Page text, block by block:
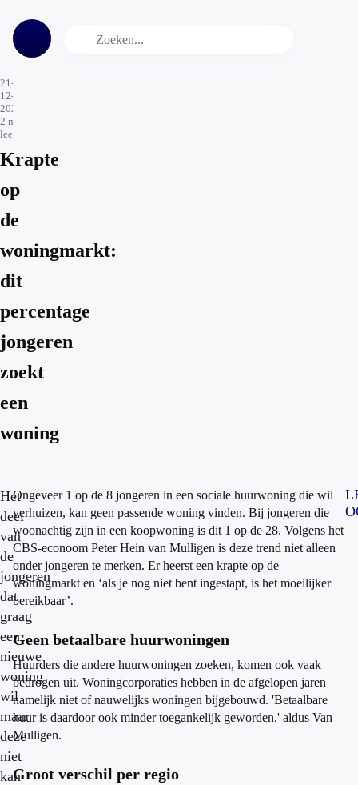
21-
12-
2022
2 min.
leestijd
Krapte
op
de
woningmarkt:
dit
percentage
jongeren
zoekt
een
woning
Het
deel
van
de
jongeren
dat
graag
een
nieuwe
woning
wil
maar
deze
niet
kan
Ongeveer 1 op de 8 jongeren in een sociale huurwoning die wil
verhuizen, kan geen passende woning vinden. Bij jongeren die
woonachtig zijn in een koopwoning is dit 1 op de 28. Volgens het
CBS-econoom Peter Hein van Mulligen is deze trend niet alleen
onder jongeren te merken. Er heerst een krapte op de
woningmarkt en ‘als je nog niet bent ingestapt, is het moeilijker
bereikbaar’.
Geen betaalbare huurwoningen
Huurders die andere huurwoningen zoeken, komen ook vaak
bedrogen uit. Woningcorporaties hebben in de afgelopen jaren
namelijk niet of nauwelijks woningen bijgebouwd. 'Betaalbare
huur is daardoor ook minder toegankelijk geworden,' aldus Van
Mulligen.
Groot verschil per regio